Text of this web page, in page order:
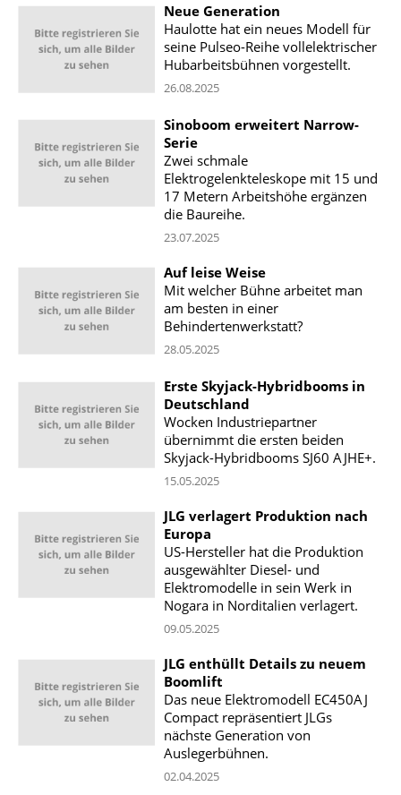
Neue Generation
Haulotte hat ein neues Modell für
seine Pulseo-Reihe vollelektrischer
Hubarbeitsbühnen vorgestellt.
26.08.2025
Sinoboom erweitert Narrow-
Serie
Zwei schmale
Elektrogelenkteleskope mit 15 und
17 Metern Arbeitshöhe ergänzen
die Baureihe.
23.07.2025
Auf leise Weise
Mit welcher Bühne arbeitet man
am besten in einer
Behindertenwerkstatt?
28.05.2025
Erste Skyjack-Hybridbooms in
Deutschland
Wocken Industriepartner
übernimmt die ersten beiden
Skyjack-Hybridbooms SJ60 AJHE+.
15.05.2025
JLG verlagert Produktion nach
Europa
US-Hersteller hat die Produktion
ausgewählter Diesel- und
Elektromodelle in sein Werk in
Nogara in Norditalien verlagert.
09.05.2025
JLG enthüllt Details zu neuem
Boomlift
Das neue Elektromodell EC450AJ
Compact repräsentiert JLGs
nächste Generation von
Auslegerbühnen.
02.04.2025